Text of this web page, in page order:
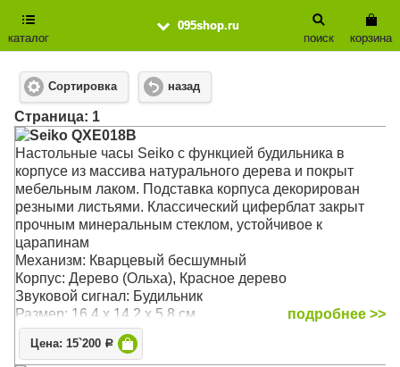
095shop.ru
каталог
корзина
поиск
Сортировка назад
Cтраница: 1
Seiko QXE018B
Настольные часы Seiko с функцией будильника в
корпусе из массива натурального дерева и покрыт
мебельным лаком. Подставка корпуса декорирован
резными листьями. Классический циферблат закрыт
прочным минеральным стеклом, устойчивое к
царапинам
Механизм: Кварцевый бесшумный
Корпус: Дерево (Ольха), Красное дерево
Звуковой сигнал: Будильник
Размер: 16,4 х 14,2 x 5,8 см
подробнее >>
Цена: 15`200 Р